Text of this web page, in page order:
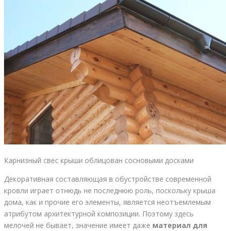
Карнизный свес крыши облицован сосновыми досками
Декоративная составляющая в обустройстве современной
кровли играет отнюдь не последнюю роль, поскольку крыша
дома, как и прочие его элементы, является неотъемлемым
атрибутом архитектурной композиции. Поэтому здесь
мелочей не бывает, значение имеет даже материал для